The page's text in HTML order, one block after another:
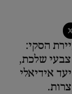
הסקי:
שלכת,
אידיאלי